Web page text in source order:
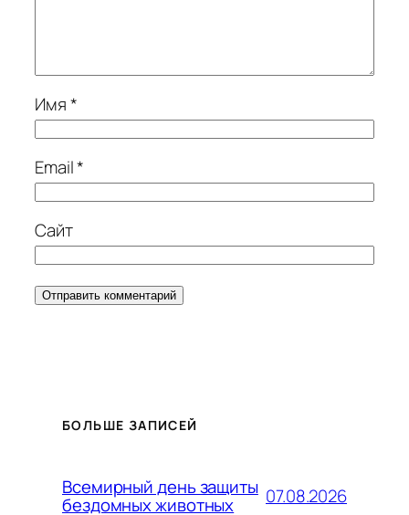
Имя*
Email*
Сайт
БОЛЬШЕ ЗАПИСЕЙ
Всемирный день защиты
бездомных животных 07.08.2026